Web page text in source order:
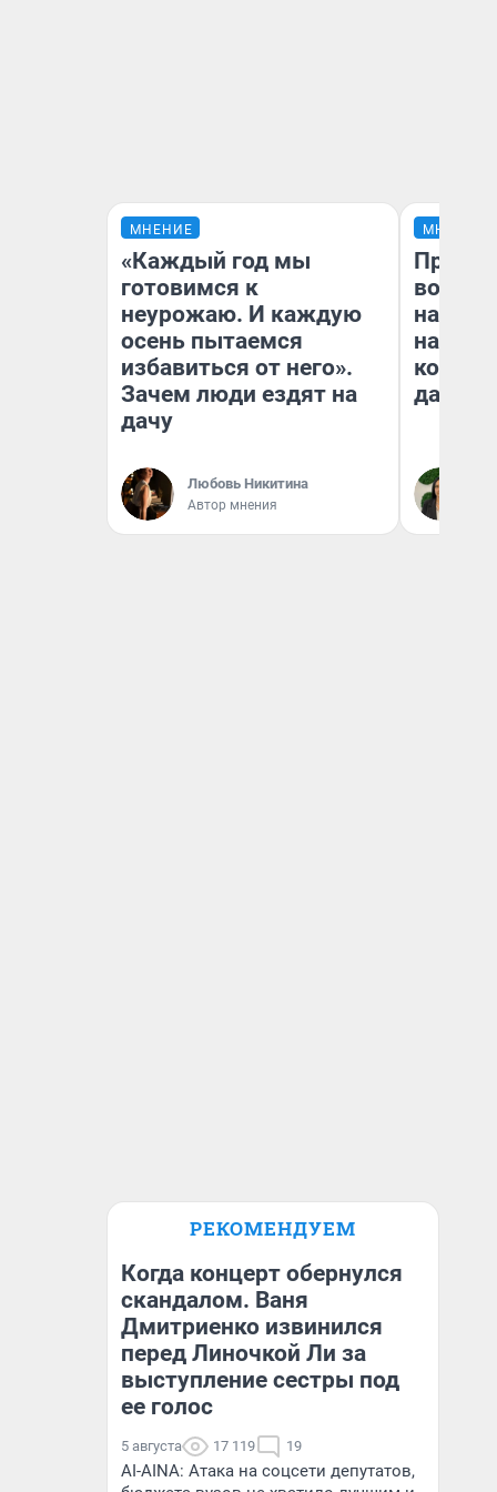
МНЕНИЕ
«Каждый год мы
готовимся к
неурожаю. И каждую
осень пытаемся
избавиться от него».
Зачем люди ездят на
дачу
Любовь Никитина
Автор мнения
МНЕНИЕ
нам
даже
РЕКОМЕНДУЕМ
Когда концерт обернулся
скандалом. Ваня
Дмитриенко извинился
перед Линочкой Ли за
выступление сестры под
ее голос
5 августа 17 119 19
AI-AINA: Атака на соцсети депутатов,